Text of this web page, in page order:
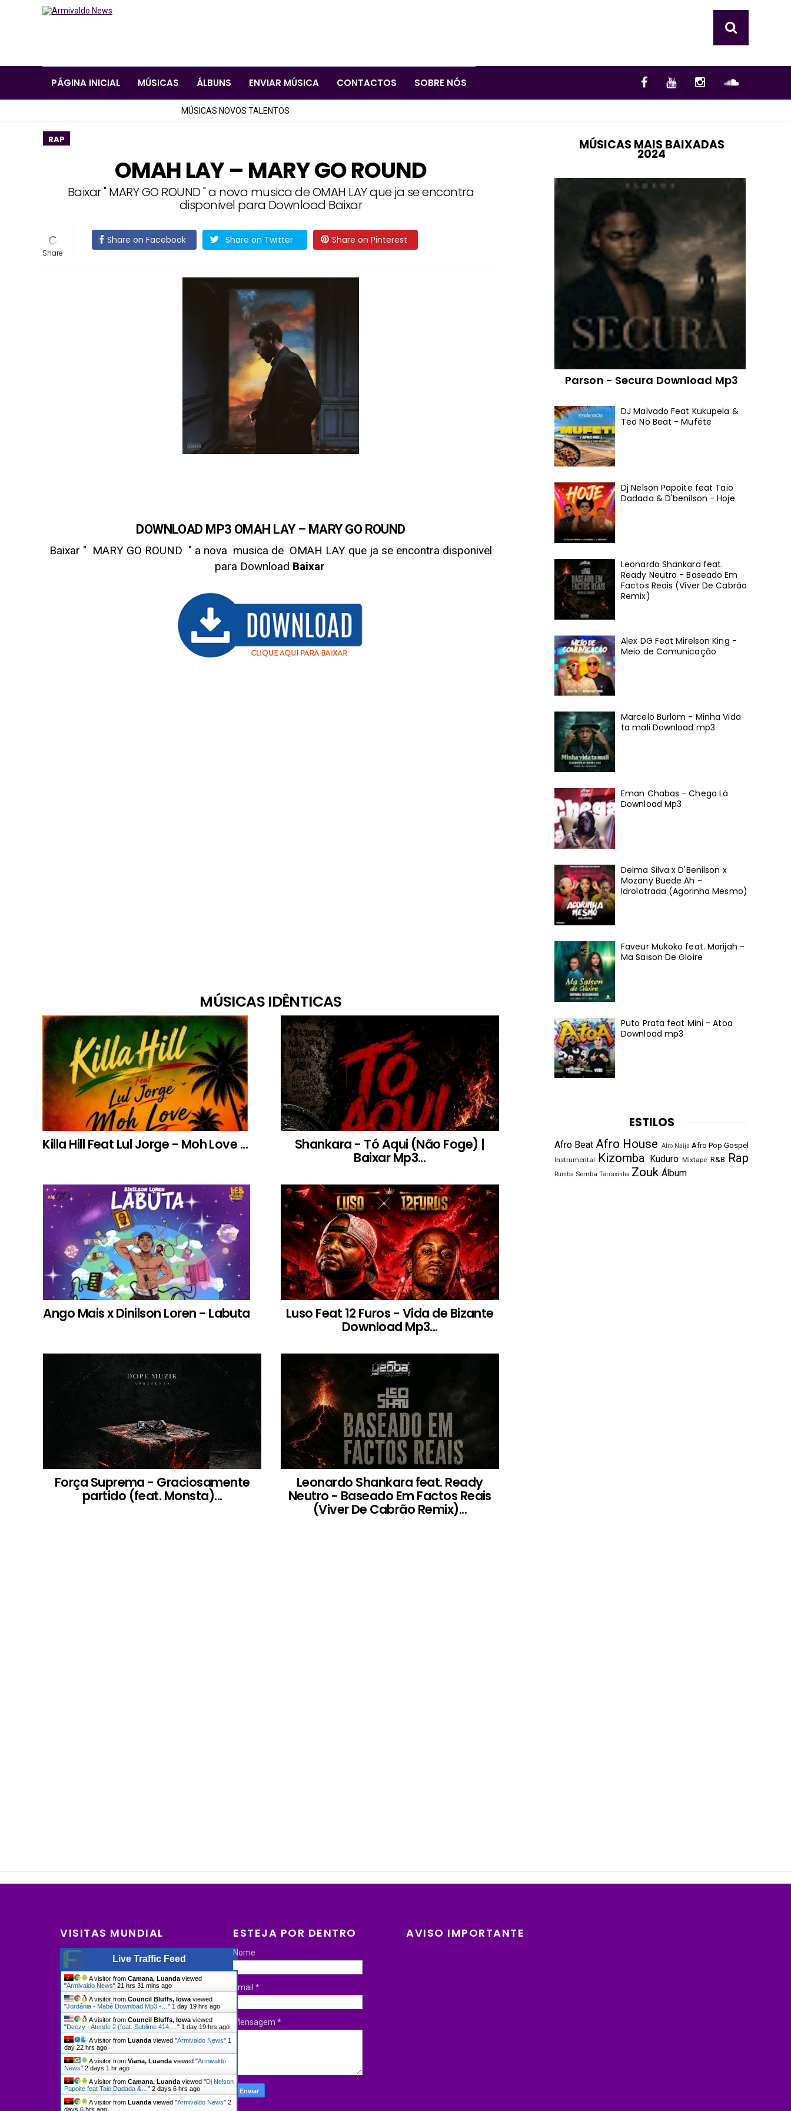
PÁGINA INICIAL MÚSICAS ÁLBUNS ENVIAR MÚSICA CONTACTOS SOBRE NÓS
MÚSICAS NOVOS TALENTOS
RAP
OMAH LAY – MARY GO ROUND
Baixar " MARY GO ROUND " a nova musica de OMAH LAY que ja se encontra
disponivel para Download Baixar
Share on Facebook Share on Twitter Share on Pinterest
DOWNLOAD MP3 OMAH LAY – MARY GO ROUND
Baixar " MARY GO ROUND " a nova musica de OMAH LAY que ja se encontra disponivel
para Download Baixar
MÚSICAS IDÊNTICAS
Killa Hill Feat Lul Jorge - Moh Love ... Shankara - Tó Aqui (Não Foge) |
Baixar Mp3...
Ango Mais x Dinilson Loren - Labuta Luso Feat 12 Furos - Vida de Bizante
Download Mp3...
Força Suprema - Graciosamente
partido (feat. Monsta)...
Leonardo Shankara feat. Ready
Neutro - Baseado Em Factos Reais
(Viver De Cabrão Remix)...
MÚSICAS MAIS BAIXADAS
2024
Parson - Secura Download Mp3
DJ Malvado Feat Kukupela &
Teo No Beat - Mufete
Dj Nelson Papoite feat Taio
Dadada & D'benilson - Hoje
Leonardo Shankara feat.
Ready Neutro - Baseado Em
Factos Reais (Viver De Cabrão
Remix)
Alex DG Feat Mirelson King -
Meio de Comunicação
Marcelo Burlom - Minha Vida
ta mali Download mp3
Eman Chabas - Chega Lá
Download Mp3
Delma Silva x D'Benilson x
Mozany Buede Ah -
Idrolatrada (Agorinha Mesmo)
Faveur Mukoko feat. Morijah -
Ma Saison De Gloire
Puto Prata feat Mini - Atoa
Download mp3
ESTILOS
Afro Beat Afro House Afro Naija Afro Pop Gospel
Instrumental Kizomba Kuduro Mixtape R&B Rap
Rumba Semba Tarraxinha Zouk Álbum
VISITAS MUNDIAL
Live Traffic Feed
A visitor from Camana, Luanda viewed
"Armivaldo News" 21 hrs 31 mins ago
A visitor from Council Bluffs, Iowa viewed
"Jordânia - Mabé Download Mp3 •… " 1 day 19 hrs ago
A visitor from Council Bluffs, Iowa viewed
"Deezy - Atende 2 (feat. Sublime 414,… " 1 day 19 hrs ago
A visitor from Luanda viewed "Armivaldo News" 1
day 22 hrs ago
A visitor from Viana, Luanda viewed "Armivaldo
News" 2 days 1 hr ago
A visitor from Camana, Luanda viewed "Dj Nelson
Papoite feat Taio Dadada &… " 2 days 6 hrs ago
A visitor from Luanda viewed "Armivaldo News" 2
days 6 hrs ago
ESTEJA POR DENTRO
Nome
Email *
Mensagem *
AVISO IMPORTANTE